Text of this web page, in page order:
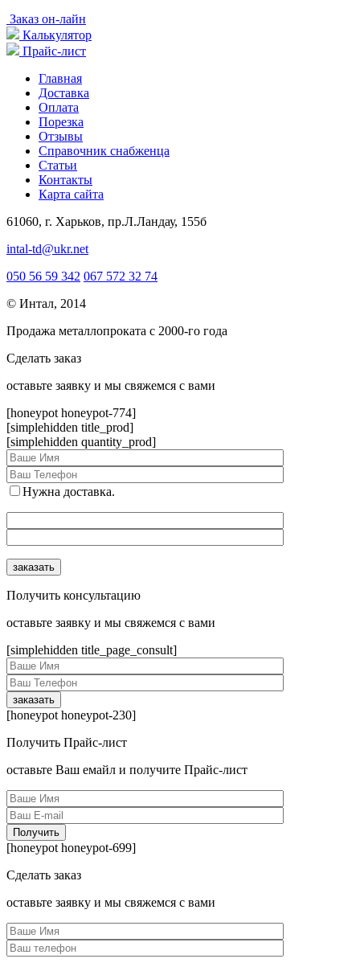
Заказ он-лайн
Калькулятор
Прайс-лист
Главная
Доставка
Оплата
Порезка
Отзывы
Справочник снабженца
Статьи
Контакты
Карта сайта
61060, г. Харьков, пр.Л.Ландау, 155б
intal-td@ukr.net
050 56 59 342 067 572 32 74
© Интал, 2014
Продажа металлопроката с 2000-го года
Сделать заказ
оcтавьте заявку и мы свяжемся с вами
[honeypot honeypot-774]
[simplehidden title_prod]
[simplehidden quantity_prod]
Нужна доставка.
Получить консультацию
оcтавьте заявку и мы свяжемся с вами
[simplehidden title_page_consult]
[honeypot honeypot-230]
Получить Прайс-лист
оcтавьте Ваш емайл и получите Прайс-лист
[honeypot honeypot-699]
Сделать заказ
оcтавьте заявку и мы свяжемся с вами